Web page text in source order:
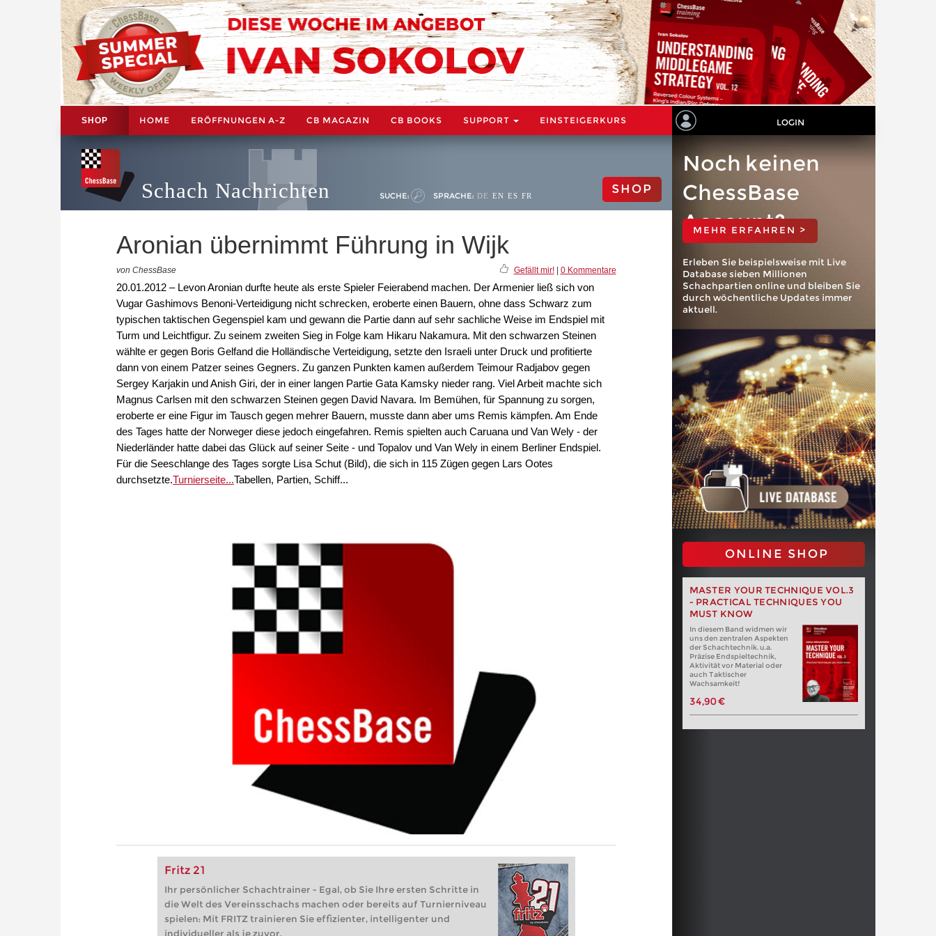
SHOP HOME ERÖFFNUNGEN A-Z CB MAGAZIN CB BOOKS SUPPORT EINSTEIGERKURS LOGIN
Schach Nachrichten SUCHE: SPRACHE: DE EN ES FR SHOP
Aronian übernimmt Führung in Wijk
von ChessBase Gefällt mir!| 0 Kommentare
20.01.2012 – Levon Aronian durfte heute als erste Spieler Feierabend machen. Der Armenier ließ sich von
Vugar Gashimovs Benoni-Verteidigung nicht schrecken, eroberte einen Bauern, ohne dass Schwarz zum
typischen taktischen Gegenspiel kam und gewann die Partie dann auf sehr sachliche Weise im Endspiel mit
Turm und Leichtfigur. Zu seinem zweiten Sieg in Folge kam Hikaru Nakamura. Mit den schwarzen Steinen
wählte er gegen Boris Gelfand die Holländische Verteidigung, setzte den Israeli unter Druck und profitierte
dann von einem Patzer seines Gegners. Zu ganzen Punkten kamen außerdem Teimour Radjabov gegen
Sergey Karjakin und Anish Giri, der in einer langen Partie Gata Kamsky nieder rang. Viel Arbeit machte sich
Magnus Carlsen mit den schwarzen Steinen gegen David Navara. Im Bemühen, für Spannung zu sorgen,
eroberte er eine Figur im Tausch gegen mehrer Bauern, musste dann aber ums Remis kämpfen. Am Ende
des Tages hatte der Norweger diese jedoch eingefahren. Remis spielten auch Caruana und Van Wely - der
Niederländer hatte dabei das Glück auf seiner Seite - und Topalov und Van Wely in einem Berliner Endspiel.
Für die Seeschlange des Tages sorgte Lisa Schut (Bild), die sich in 115 Zügen gegen Lars Ootes
durchsetzte.Turnierseite...Tabellen, Partien, Schiff...
Fritz 21
Ihr persönlicher Schachtrainer - Egal, ob Sie Ihre ersten Schritte in
die Welt des Vereinsschachs machen oder bereits auf Turnierniveau
spielen: Mit FRITZ trainieren Sie effizienter, intelligenter und
Noch keinen
ChessBase
Account?
MEHR ERFAHREN >
Erleben Sie beispielsweise mit Live
Database sieben Millionen
Schachpartien online und bleiben Sie
durch wöchentliche Updates immer
aktuell.
ONLINE SHOP
MASTER YOUR TECHNIQUE VOL.3
- PRACTICAL TECHNIQUES YOU
MUST KNOW
In diesem Band widmen wir
uns den zentralen Aspekten
der Schachtechnik. u.a.
Präzise Endspieltechnik,
Aktivität vor Material oder
auch Taktischer
Wachsamkeit!
34,90 €